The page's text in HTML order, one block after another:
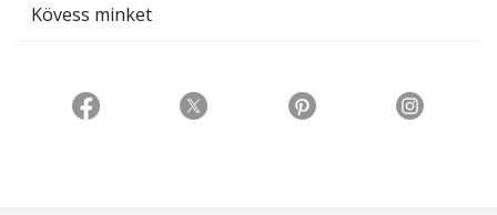
Kövess minket